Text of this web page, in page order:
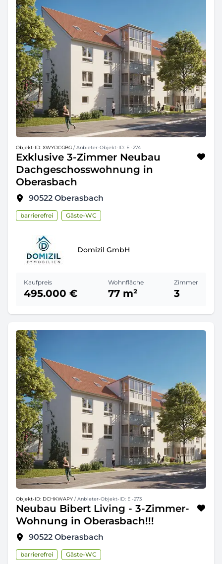
Objekt-ID: XWYDCGBG / Anbieter-Objekt-ID: E -274
Exklusive 3-Zimmer Neubau
Dachgeschosswohnung in
Oberasbach
90522 Oberasbach
barrierefrei Gäste-WC
Domizil GmbH
Kaufpreis
495.000 €
Wohnfläche
77 m²
Zimmer
3
Objekt-ID: DCHKWAPY / Anbieter-Objekt-ID: E -273
Neubau Bibert Living - 3-Zimmer-
Wohnung in Oberasbach!!!
90522 Oberasbach
barrierefrei Gäste-WC